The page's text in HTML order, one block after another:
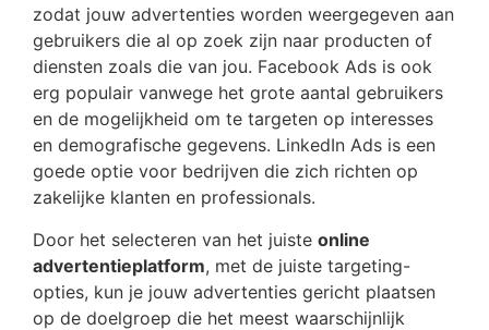
zodat jouw advertenties worden weergegeven aan
gebruikers die al op zoek zijn naar producten of
diensten zoals die van jou. Facebook Ads is ook
erg populair vanwege het grote aantal gebruikers
en de mogelijkheid om te targeten op interesses
en demografische gegevens. LinkedIn Ads is een
goede optie voor bedrijven die zich richten op
zakelijke klanten en professionals.
Door het selecteren van het juiste online
advertentieplatform, met de juiste targeting-
opties, kun je jouw advertenties gericht plaatsen
op de doelgroep die het meest waarschijnlijk